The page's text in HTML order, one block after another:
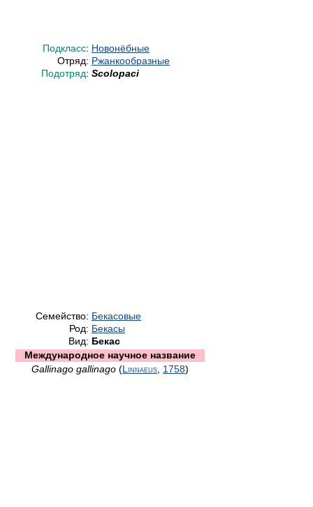
Подкласс: Новонёбные
Отряд: Ржанкообразные
Подотряд: Scolopaci
Семейство: Бекасовые
Род: Бекасы
Вид: Бекас
Международное научное название
Gallinago gallinago (Linnaeus, 1758)